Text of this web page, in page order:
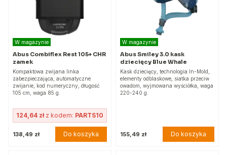
W magazynie
Abus Combiflex Rest 105+ CHR
zamek
Kompaktowa zwijana linka
zabezpieczająca, automatyczne
zwijanie, kod numeryczny, długość
105 cm, waga 85 g.
124,64 złz kodem: PARTS10
138,49 zł Do koszyka
W magazynie
Abus Smiley 3.0 kask
dziecięcy Blue Whale
Kask dziecięcy, technologia In-Mold,
elementy odblaskowe, siatka przeciw
owadom, wyjmowana wyściółka, waga
220-240 g.
155,49 zł Do koszyka